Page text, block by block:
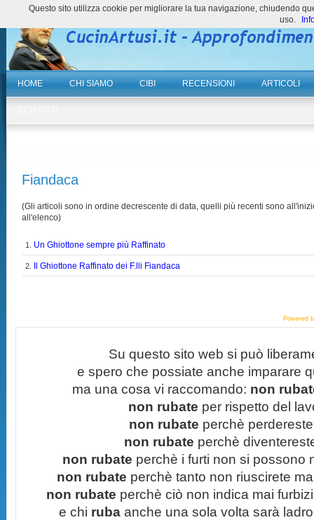
HOME CHI SIAMO CIBI RECENSIONI ARTICOLI
Fiandaca
(Gli articoli sono in ordine decrescente di data, quelli più recenti sono
all'elenco)
1. Un Ghiottone sempre più Raffinato
2. Il Ghiottone Raffinato dei F.lli Fiandaca
Powered
Su questo sito web si può
e spero che possiate anche imparare
ma una cosa vi raccomando: non
non rubate per rispetto del
non rubate perchè
non rubate perchè
non rubate perchè i furti non si possono
non rubate perchè tanto non riuscirete
non rubate perchè ciò non indica mai
e chi ruba anche una sola volta sarà
Questo sito utilizza cookie per migliorare la tua navigazione, chiudendo
uso.